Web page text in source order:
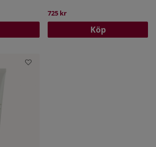
725 kr
Köp